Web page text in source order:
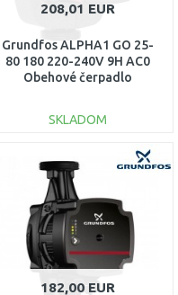
208,01 EUR
Grundfos ALPHA1 GO 25-
80 180 220-240V 9H AC0
Obehové čerpadlo
SKLADOM
Porovnať
182,00 EUR